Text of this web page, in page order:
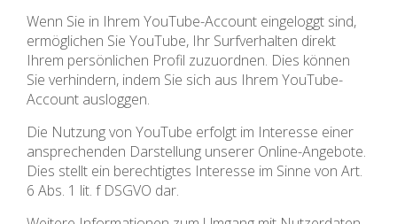
Wenn Sie in Ihrem YouTube-Account eingeloggt sind,
ermöglichen Sie YouTube, Ihr Surfverhalten direkt
Ihrem persönlichen Profil zuzuordnen. Dies können
Sie verhindern, indem Sie sich aus Ihrem YouTube-
Account ausloggen.
Die Nutzung von YouTube erfolgt im Interesse einer
ansprechenden Darstellung unserer Online-Angebote.
Dies stellt ein berechtigtes Interesse im Sinne von Art.
6 Abs. 1 lit. f DSGVO dar.